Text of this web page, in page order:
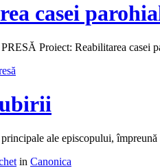
casei
Proiect: Reabilitarea casei
ale episcopului, împreună
in Canonica